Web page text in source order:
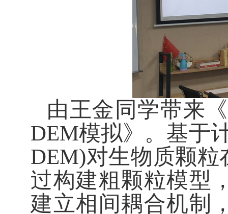
由王金同学带来
DEM模拟》。基于
DEM)对生物质颗
过构建粗颗粒模型
建立相间耦合机制